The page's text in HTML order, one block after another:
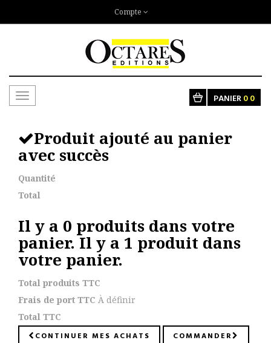
Compte
Toggle
PANIER00
Produit ajouté au panier
avec succès
Quantité
Total
Il y a 0 produits dans votre
panier.Il y a 1 produit dans
votre panier.
Total produits TTC
Frais de port TTC À définir
Total TTC
CONTINUER MES ACHATS COMMANDER